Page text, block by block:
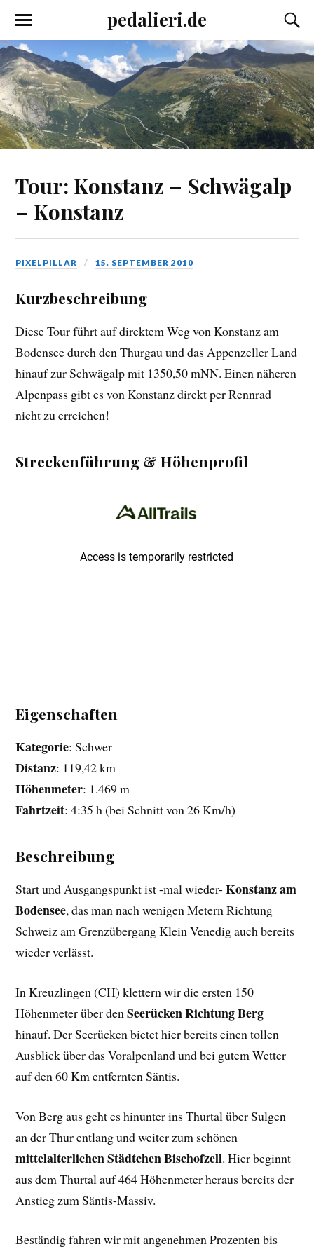
pedalieri.de
Tour: Konstanz – Schwägalp
– Konstanz
PIXELPILLAR 15. SEPTEMBER 2010
Kurzbeschreibung
Diese Tour führt auf direktem Weg von Konstanz am
Bodensee durch den Thurgau und das Appenzeller Land
hinauf zur Schwägalp mit 1350,50 mNN. Einen näheren
Alpenpass gibt es von Konstanz direkt per Rennrad
nicht zu erreichen!
Streckenführung & Höhenprofil
Eigenschaften
Kategorie: Schwer
Distanz: 119,42 km
Höhenmeter: 1.469 m
Fahrtzeit: 4:35 h (bei Schnitt von 26 Km/h)
Beschreibung
Start und Ausgangspunkt ist -mal wieder-Konstanz am
Bodensee, das man nach wenigen Metern Richtung
Schweiz am Grenzübergang Klein Venedig auch bereits
wieder verlässt.
In Kreuzlingen (CH) klettern wir die ersten 150
Höhenmeter über denSeerücken Richtung Berg
hinauf. Der Seerücken bietet hier bereits einen tollen
Ausblick über das Voralpenland und bei gutem Wetter
auf den 60 Km entfernten Säntis.
Von Berg aus geht es hinunter ins Thurtal über Sulgen
an der Thur entlang und weiter zum schönen
mittelalterlichen Städtchen Bischofzell. Hier beginnt
aus dem Thurtal auf 464 Höhenmeter heraus bereits der
Anstieg zum Säntis-Massiv.
Beständig fahren wir mit angenehmen Prozenten bis